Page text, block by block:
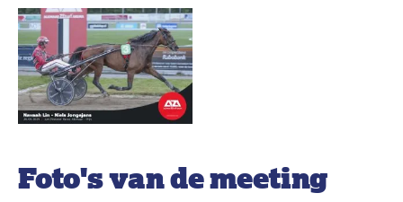
Foto's van de meeting